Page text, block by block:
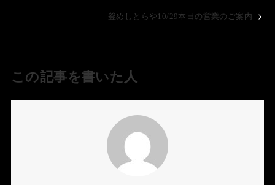
釜めしとらや10/29本日の営業のご案内
この記事を書いた人